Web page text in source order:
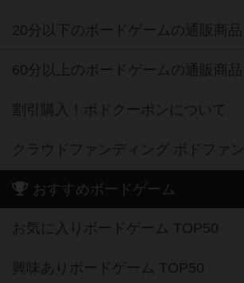
20分以下のボードゲームの通販商品
60分以上のボードゲームの通販商品
割引購入！ボドクーポンについて
クラウドファンディング ボドファン
おすすめボードゲーム
お気に入りボードゲーム TOP50
興味ありボードゲーム TOP50